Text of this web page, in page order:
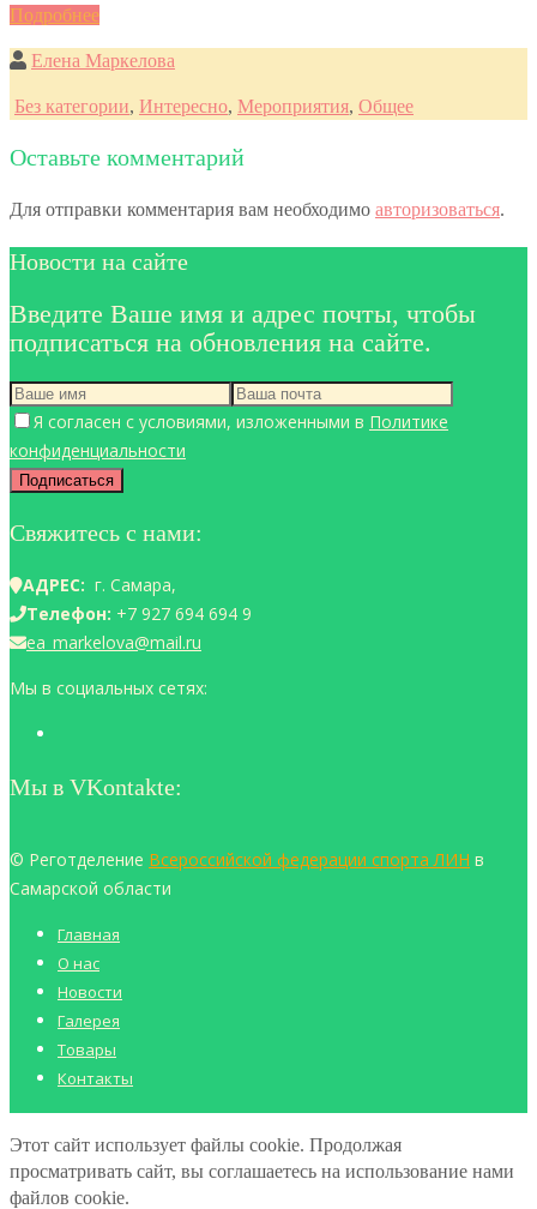
Подробнее
Елена Маркелова
Без категории, Интересно, Мероприятия, Общее
Оставьте комментарий
Для отправки комментария вам необходимо авторизоваться.
Новости на сайте
Введите Ваше имя и адрес почты, чтобы
подписаться на обновления на сайте.
Я согласен с условиями, изложенными в Политике
конфиденциальности
Свяжитесь с нами:
АДРЕС: г. Самара,
Телефон: +7 927 694 694 9
ea_markelova@mail.ru
Мы в социальных сетях:
Мы в VKontakte:
© Реготделение Всероссийской федерации спорта ЛИН в
Самарской области
Главная
О нас
Новости
Галерея
Товары
Контакты
Этот сайт использует файлы cookie. Продолжая
просматривать сайт, вы соглашаетесь на использование нами
файлов cookie.